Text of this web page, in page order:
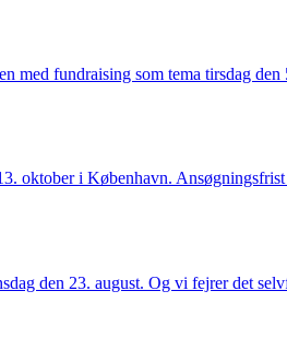
med fundraising som tema tirsdag den
oktober i København. Ansøgningsfrist
den 23. august. Og vi fejrer det